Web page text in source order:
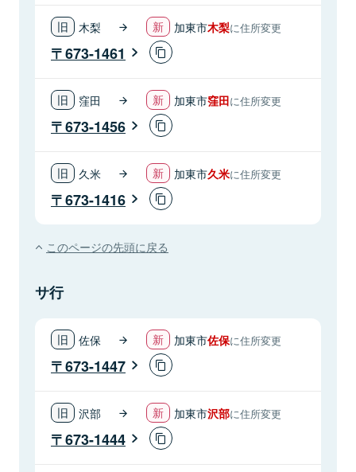
木梨 加東市木梨に住所変更
673-1461
窪田 加東市窪田に住所変更
673-1456
久米 加東市久米に住所変更
673-1416
このページの先頭に戻る
サ行
佐保 加東市佐保に住所変更
673-1447
沢部 加東市沢部に住所変更
673-1444